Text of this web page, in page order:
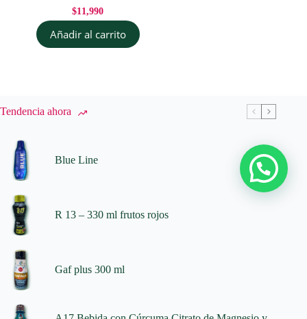
$11,990
Añadir al carrito
Tendencia ahora
Blue Line
R 13 – 330 ml frutos rojos
Gaf plus 300 ml